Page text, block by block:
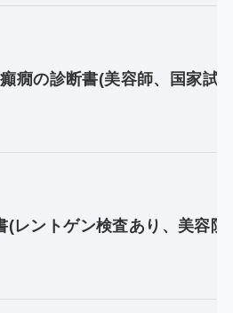
癇の診断書(美容師、国家試
(レントゲン検査あり、美容院